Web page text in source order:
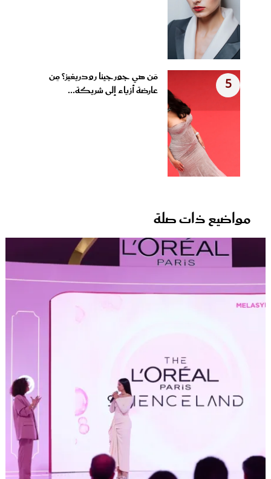
5
مَن هي جورجينا رودريغيز؟ مِن
عارضة أزياء إلى شريكة...
مواضيع ذات صلة